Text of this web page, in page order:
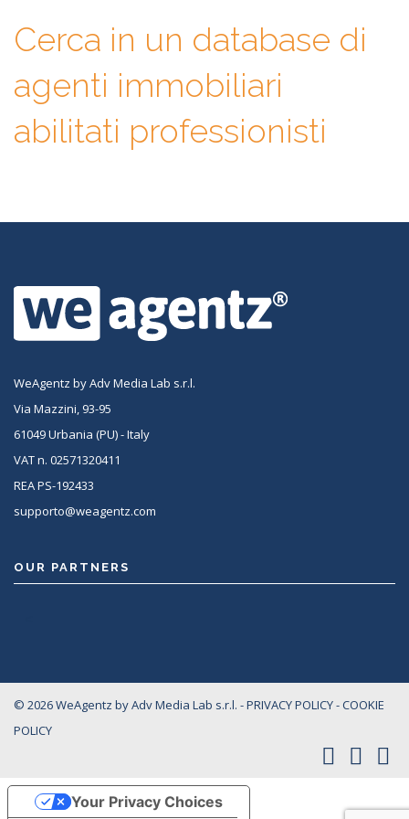
Cerca in un database di
agenti immobiliari
abilitati professionisti
WeAgentz by Adv Media Lab s.r.l.
Via Mazzini, 93-95
61049 Urbania (PU) - Italy
VAT n. 02571320411
REA PS-192433
supporto@weagentz.com
OUR PARTNERS
© 2026 WeAgentz by Adv Media Lab s.r.l. -PRIVACY POLICY-COOKIE
POLICY
Your Privacy Choices